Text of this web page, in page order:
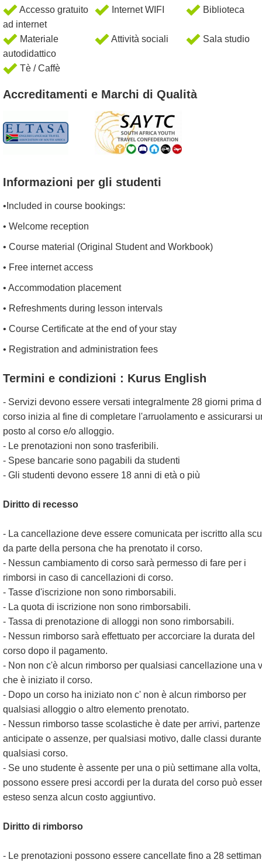
Accesso gratuito
ad internet
Internet WIFI Biblioteca
Materiale
autodidattico
Attività sociali Sala studio
Tè / Caffè
Accreditamenti e Marchi di Qualità
Informazioni per gli studenti
•Included in course bookings:
• Welcome reception
• Course material (Original Student and Workbook)
• Free internet access
• Accommodation placement
• Refreshments during lesson intervals
• Course Certificate at the end of your stay
• Registration and administration fees
Termini e condizioni : Kurus English
- Servizi devono essere versati integralmente 28 giorni prima
corso inizia al fine di completare l'arruolamento e assicurarsi
posto al corso e/o alloggio.
- Le prenotazioni non sono trasferibili.
- Spese bancarie sono pagabili da studenti
- Gli studenti devono essere 18 anni di età o più
Diritto di recesso
- La cancellazione deve essere comunicata per iscritto alla
da parte della persona che ha prenotato il corso.
- Nessun cambiamento di corso sarà permesso di fare per i
rimborsi in caso di cancellazioni di corso.
- Tasse d'iscrizione non sono rimborsabili.
- La quota di iscrizione non sono rimborsabili.
- Tassa di prenotazione di alloggi non sono rimborsabili.
- Nessun rimborso sarà effettuato per accorciare la durata del
corso dopo il pagamento.
- Non non c'è alcun rimborso per qualsiasi cancellazione una
che è iniziato il corso.
- Dopo un corso ha iniziato non c' non è alcun rimborso per
qualsiasi alloggio o altro elemento prenotato.
- Nessun rimborso tasse scolastiche è date per arrivi, partenze
anticipate o assenze, per qualsiasi motivo, dalle classi durante
qualsiasi corso.
- Se uno studente è assente per una o più settimane alla volta,
possono essere presi accordi per la durata del corso può
esteso senza alcun costo aggiuntivo.
Diritto di rimborso
- Le prenotazioni possono essere cancellate fino a 28